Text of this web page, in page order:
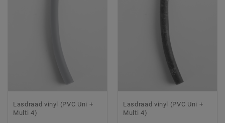
Lasdraad vinyl (PVC Uni +
Multi 4)
Lasdraad vinyl (PVC Uni +
Multi 4)